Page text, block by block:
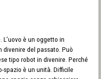
è un oggetto in
divenire del passato. Può
tipo robot in divenire. Perché
spazio è un unità. Difficile